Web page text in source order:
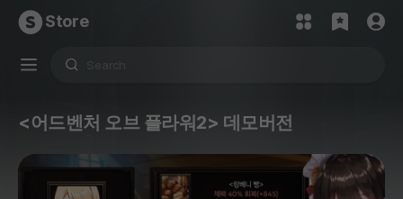
Store
<어드벤처 오브 플라워2> 데모버전